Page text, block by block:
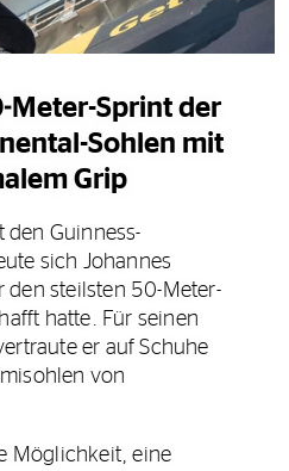
Meter-Sprint der
Sohlen mit
Grip
den Guinness-
sich Johannes
den steilsten 50-Meter-
hatte. Für seinen
er auf Schuhe
von
Möglichkeit, eine